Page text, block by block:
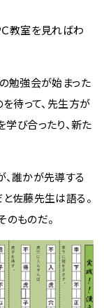
教室を見ればわ
勉強会が始まった
待って、先生方が
学び合ったり、新た
誰かが先導する
佐藤先生は語る。
ものだ。